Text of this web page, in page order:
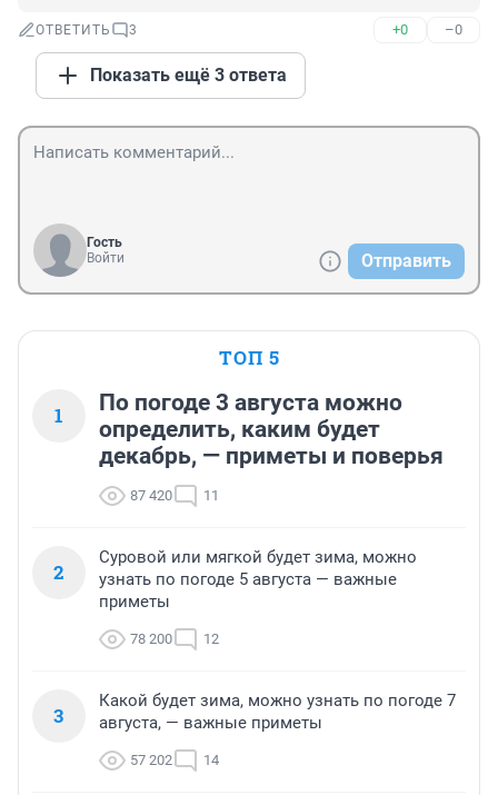
ОТВЕТИТЬ 3 +0 –0
Показать ещё 3 ответа
Гость
Войти
Отправить
ТОП 5
1
По погоде 3 августа можно
определить, каким будет
декабрь, — приметы и поверья
87 420 11
2
Суровой или мягкой будет зима, можно
узнать по погоде 5 августа — важные
приметы
78 200 12
3
Какой будет зима, можно узнать по погоде 7
августа, — важные приметы
57 202 14